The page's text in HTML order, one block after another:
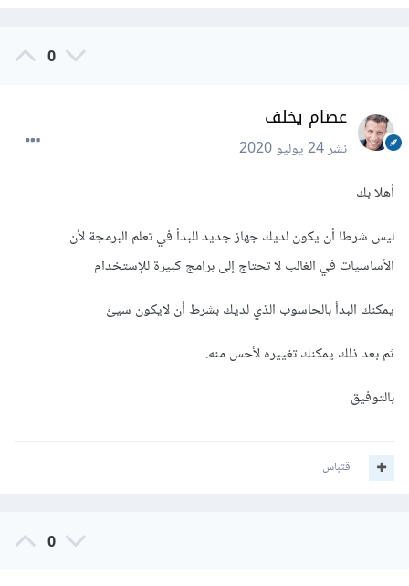
0
عصام يخلف
نشر24 يوليو 2020
أهلا بك
ليس شرطا أن يكون لديك جهاز جديد للبدأ في تعلم البرمجة لأن
الأساسيات في الغالب لا تحتاج إلى برامج كبيرة للإستخدام
يمكنك البدأ بالحاسوب الذي لديك بشرط أن لايكون سيئ
ثم بعد ذلك يمكنك تغييره لأحس منه.
بالتوفيق
اقتباس
0